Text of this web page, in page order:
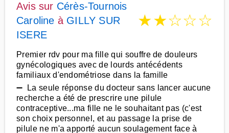
Avis sur Cérès-Tournois
Caroline à GILLY SUR
ISERE
★★☆☆☆
Premier rdv pour ma fille qui souffre de douleurs
gynécologiques avec de lourds antécédents
familiaux d'endométriose dans la famille
➖ La seule réponse du docteur sans lancer aucune
recherche a été de prescrire une pilule
contraceptive...ma fille ne le souhaitant pas (c'est
son choix personnel, et au passage la prise de
pilule ne m'a apporté aucun soulagement face à